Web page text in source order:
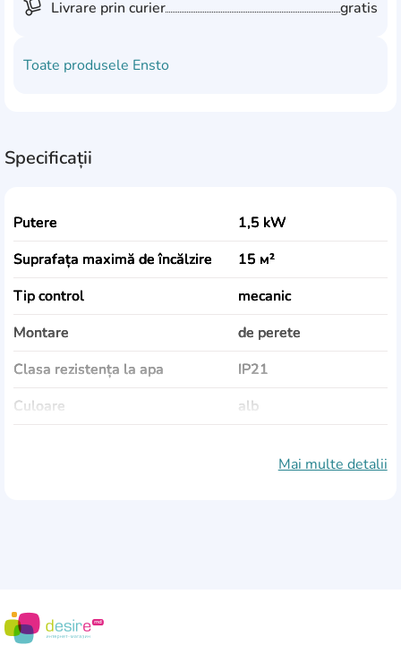
Livrare prin curier gratis
Toate produsele Ensto
Specificații
Putere
1,5 kW
Suprafața maximă de încălzire
15 м²
Tip control
mecanic
Montare
de perete
Clasa rezistența la apa
IP21
Culoare
alb
Mai multe detalii